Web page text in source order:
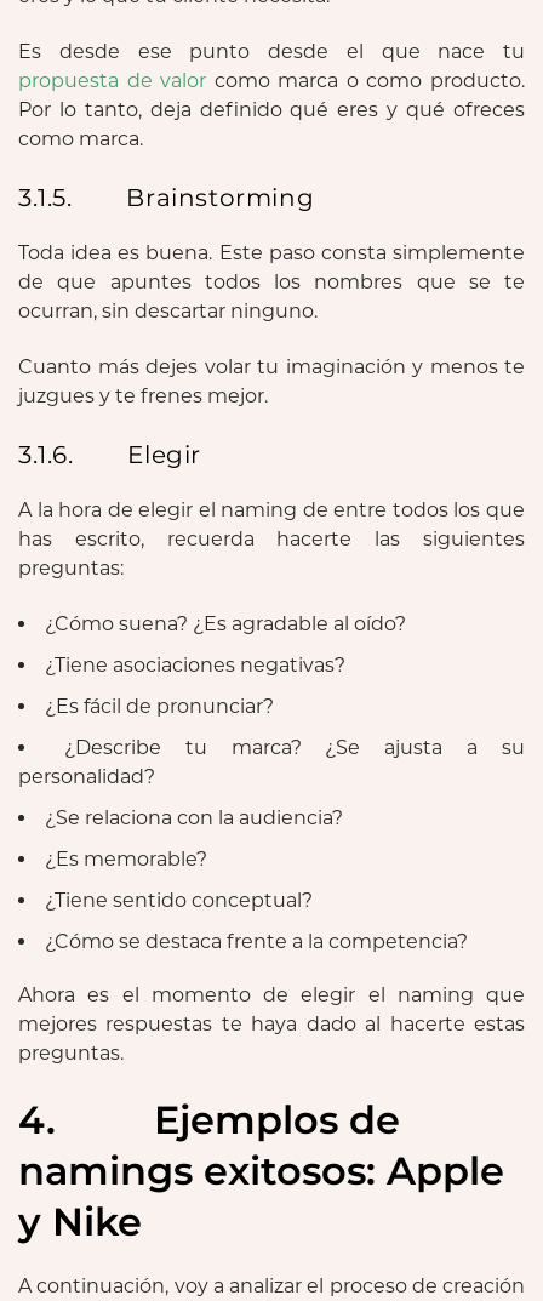
Es desde ese punto desde el que nace tu
propuesta de valor como marca o como producto.
Por lo tanto, deja definido qué eres y qué ofreces
como marca.
3.1.5. Brainstorming
Toda idea es buena. Este paso consta simplemente
de que apuntes todos los nombres que se te
ocurran, sin descartar ninguno.
Cuanto más dejes volar tu imaginación y menos te
juzgues y te frenes mejor.
3.1.6. Elegir
A la hora de elegir el naming de entre todos los que
has escrito, recuerda hacerte las siguientes
preguntas:
¿Cómo suena? ¿Es agradable al oído?
¿Tiene asociaciones negativas?
¿Es fácil de pronunciar?
¿Describe tu marca? ¿Se ajusta a su
personalidad?
¿Se relaciona con la audiencia?
¿Es memorable?
¿Tiene sentido conceptual?
¿Cómo se destaca frente a la competencia?
Ahora es el momento de elegir el naming que
mejores respuestas te haya dado al hacerte estas
preguntas.
4. Ejemplos de
namings exitosos: Apple
y Nike
A continuación, voy a analizar el proceso de creación